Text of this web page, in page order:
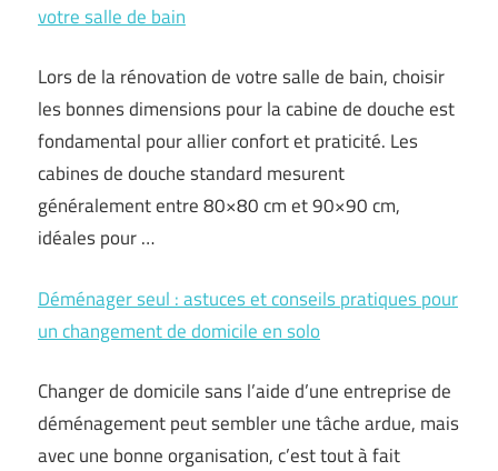
votre salle de bain
Lors de la rénovation de votre salle de bain, choisir
les bonnes dimensions pour la cabine de douche est
fondamental pour allier confort et praticité. Les
cabines de douche standard mesurent
généralement entre 80×80 cm et 90×90 cm,
idéales pour …
Déménager seul : astuces et conseils pratiques pour
un changement de domicile en solo
Changer de domicile sans l’aide d’une entreprise de
déménagement peut sembler une tâche ardue, mais
avec une bonne organisation, c’est tout à fait